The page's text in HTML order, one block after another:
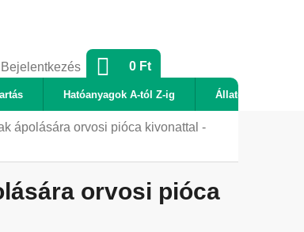
Bejelentkezés KOSÁR
0 Ft
Hatóanyagok A-tól Z-ig Állatok
ápolására orvosi pióca kivonattal -
orvosi pióca